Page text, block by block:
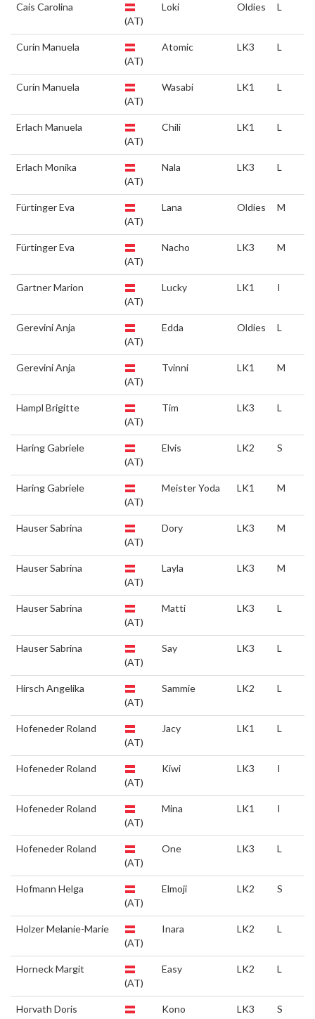
Cais Carolina
(AT)
Loki Oldies L
Curin Manuela
(AT)
Atomic LK3 L
Curin Manuela
(AT)
Wasabi LK1 L
Erlach Manuela
(AT)
Chili LK1 L
Erlach Monika
(AT)
Nala LK3 L
Fürtinger Eva
(AT)
Lana Oldies M
Fürtinger Eva
(AT)
Nacho LK3 M
Gartner Marion
(AT)
Lucky LK1 I
Gerevini Anja
(AT)
Edda Oldies L
Gerevini Anja
(AT)
Tvinni LK1 M
Hampl Brigitte
(AT)
Tim LK3 L
Haring Gabriele
(AT)
Elvis LK2 S
Haring Gabriele
(AT)
Meister Yoda LK1 M
Hauser Sabrina
(AT)
Dory LK3 M
Hauser Sabrina
(AT)
Layla LK3 M
Hauser Sabrina
(AT)
Matti LK3 L
Hauser Sabrina
(AT)
Say LK3 L
Hirsch Angelika
(AT)
Sammie LK2 L
Hofeneder Roland
(AT)
Jacy LK1 L
Hofeneder Roland
(AT)
Kiwi LK3 I
Hofeneder Roland
(AT)
Mina LK1 I
Hofeneder Roland
(AT)
One LK3 L
Hofmann Helga
(AT)
Elmoji LK2 S
Holzer Melanie-Marie
(AT)
Inara LK2 L
Horneck Margit
(AT)
Easy LK2 L
Horvath Doris
Kono LK3 S